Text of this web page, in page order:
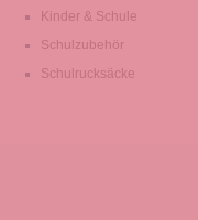
Kinder & Schule
Schulzubehör
Schulrucksäcke